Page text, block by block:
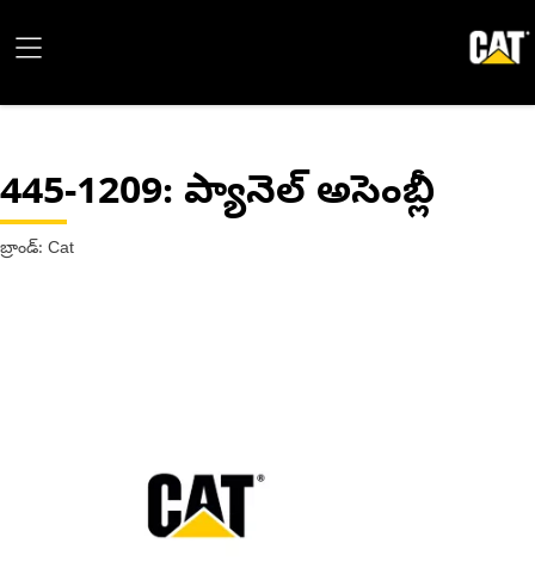
445-1209: ప్యానెల్ అసెంబ్లీ
బ్రాండ్: Cat